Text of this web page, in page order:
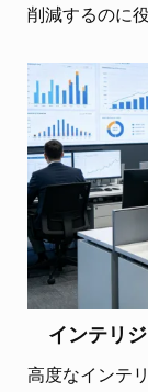
削減するのに
インテリ
高度なインテ